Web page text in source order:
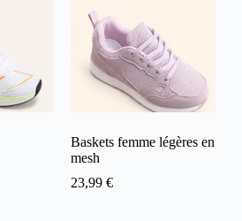
Baskets femme légères en
mesh
23,99 €